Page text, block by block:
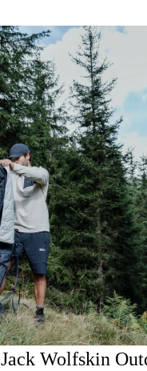
Jack Wolfskin